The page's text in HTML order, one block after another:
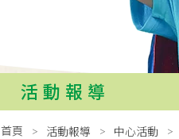
活動報導
首頁 活動報導 中心活動